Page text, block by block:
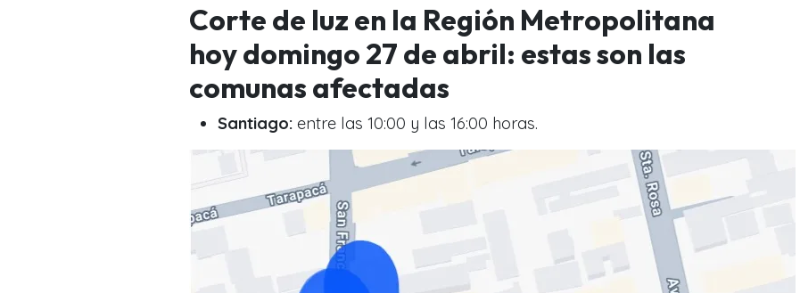
Corte de luz en la Región Metropolitana
hoy domingo 27 de abril: estas son las
comunas afectadas
Santiago: entre las 10:00 y las 16:00 horas.